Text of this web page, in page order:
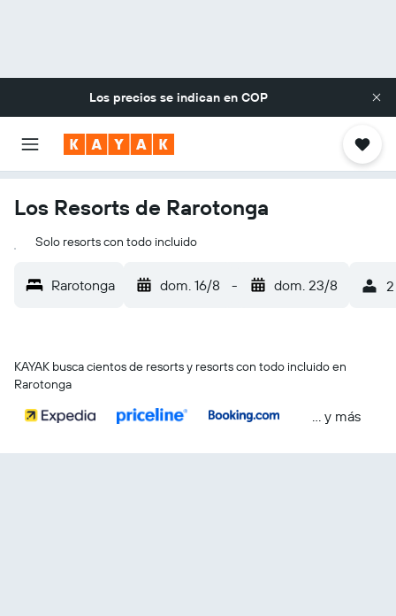
Los precios se indican en COP
Los Resorts de Rarotonga
Solo resorts con todo incluido
Rarotonga dom. 16/8 - dom. 23/8
KAYAK busca cientos de resorts y resorts con todo incluido en
Rarotonga
… y más